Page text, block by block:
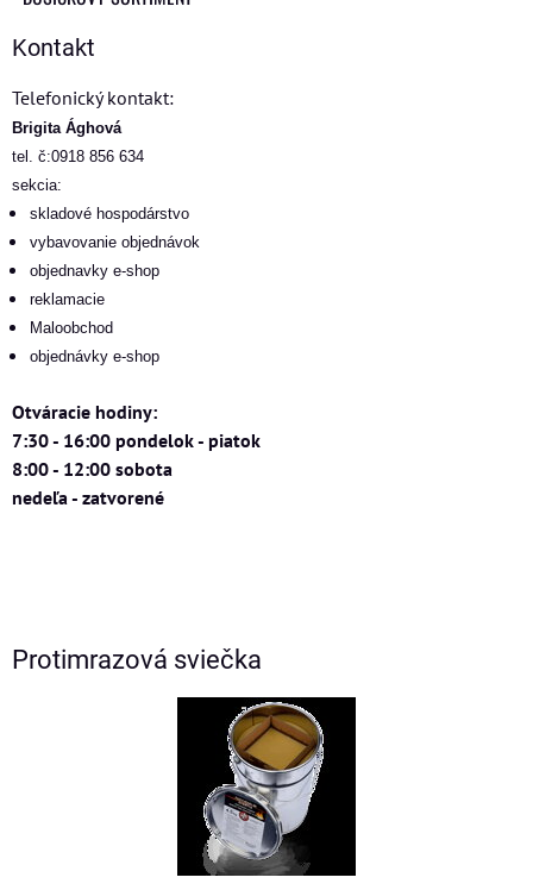
Kontakt
Telefonický kontakt:
Brigita Ághová
tel. č:0918 856 634
sekcia:
skladové hospodárstvo
vybavovanie objednávok
objednavky e-shop
reklamacie
Maloobchod
objednávky e-shop
Otváracie hodiny:
7:30 - 16:00 pondelok - piatok
8:00 - 12:00 sobota
nedeľa - zatvorené
Protimrazová sviečka